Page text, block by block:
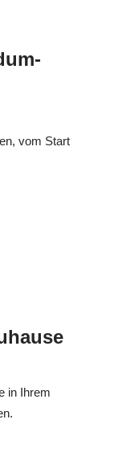
vom Start
in Ihrem